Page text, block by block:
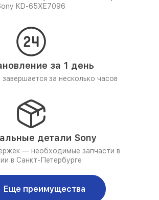
KD-65XE7096
за 1 день
за несколько часов
детали Sony
— необходимые запчасти в
в Санкт-Петербурге
Еще преимущества